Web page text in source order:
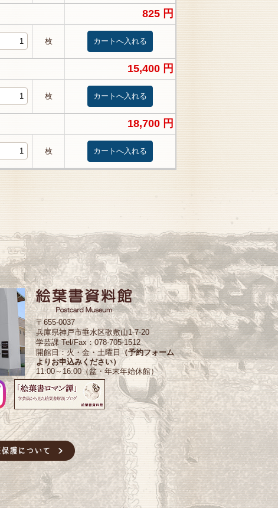
825 円
枚
15,400 円
枚
18,700 円
枚
〒655-0037
兵庫県神戸市垂水区歌敷山1-7-20
学芸課 Tel/Fax：078-705-1512
開館日：火・金・土曜日 （予約フォーム
よりお申込みください）
11:00～16:00（盆・年末年始休館）